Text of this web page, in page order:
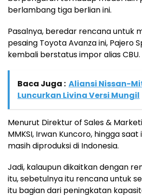
berlambang tiga berlian ini.
Pasalnya, beredar rencana untuk
pesaing Toyota Avanza ini, Pajero
kembali berstatus impor alias CBU.
Baca Juga : Aliansi Nissan-
Luncurkan Livina Versi Mungil
Menurut Direktur of Sales &
MMKSI, Irwan Kuncoro, hingga
masih diproduksi di Indonesia.
Jadi, kalaupun dikaitkan dengan
itu, sebetulnya itu rencana untuk
itu bagian dari peningkatan